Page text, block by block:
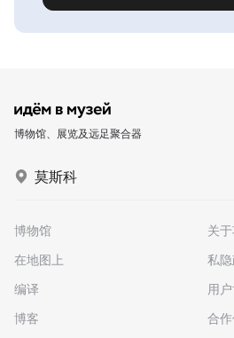
博物馆、展览及远足聚合器
莫斯科
博物馆
在地图上
编译
博客
关
私
用
合